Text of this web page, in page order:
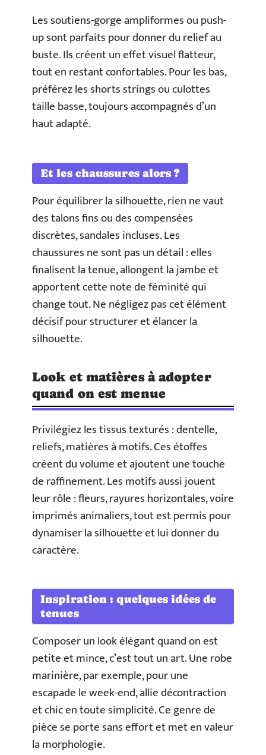
Les soutiens-gorge ampliformes ou push-
up sont parfaits pour donner du relief au
buste. Ils créent un effet visuel flatteur,
tout en restant confortables. Pour les bas,
préférez les shorts strings ou culottes
taille basse, toujours accompagnés d’un
haut adapté.
Et les chaussures alors ?
Pour équilibrer la silhouette, rien ne vaut
des talons fins ou des compensées
discrètes, sandales incluses. Les
chaussures ne sont pas un détail : elles
finalisent la tenue, allongent la jambe et
apportent cette note de féminité qui
change tout. Ne négligez pas cet élément
décisif pour structurer et élancer la
silhouette.
Look et matières à adopter
quand on est menue
Privilégiez les tissus texturés : dentelle,
reliefs, matières à motifs. Ces étoffes
créent du volume et ajoutent une touche
de raffinement. Les motifs aussi jouent
leur rôle : fleurs, rayures horizontales, voire
imprimés animaliers, tout est permis pour
dynamiser la silhouette et lui donner du
caractère.
Inspiration : quelques idées de
tenues
Composer un look élégant quand on est
petite et mince, c’est tout un art. Une robe
marinière, par exemple, pour une
escapade le week-end, allie décontraction
et chic en toute simplicité. Ce genre de
pièce se porte sans effort et met en valeur
la morphologie.